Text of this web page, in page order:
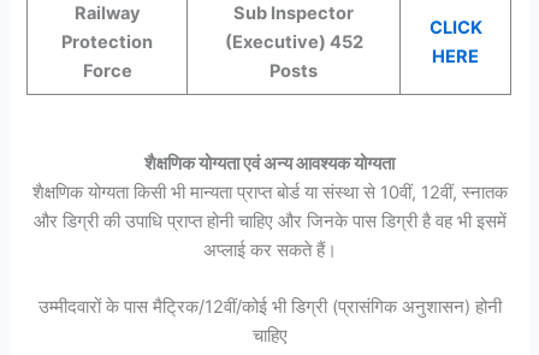
Railway
Protection
Force
Sub Inspector
(Executive) 452
Posts
CLICK
HERE
शैक्षणिक योग्यता एवं अन्य आवश्यक योग्यता
शैक्षणिक योग्यता किसी भी मान्यता प्राप्त बोर्ड या संस्था से 10वीं, 12वीं, स्नातक
और डिग्री की उपाधि प्राप्त होनी चाहिए और जिनके पास डिग्री है वह भी इसमें
अप्लाई कर सकते हैं।
उम्मीदवारों के पास मैट्रिक/12वीं/कोई भी डिग्री (प्रासंगिक अनुशासन) होनी
चाहिए